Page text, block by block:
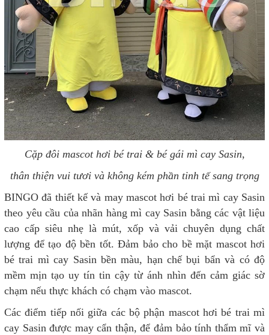
Cặp đôi mascot hơi bé trai & bé gái mì cay Sasin,
thân thiện vui tươi và không kém phần tinh tế sang trọng
BINGO đã thiết kế và may mascot hơi bé trai mì cay Sasin
theo yêu cầu của nhãn hàng mì cay Sasin bằng các vật liệu
cao cấp siêu nhẹ là mút, xốp và vải chuyên dụng chất
lượng để tạo độ bền tốt. Đảm bảo cho bề mặt mascot hơi
bé trai mì cay Sasin bền màu, hạn chế bụi bẩn và có độ
mềm mịn tạo uy tín tin cậy từ ánh nhìn đến cảm giác sờ
chạm nếu thực khách có chạm vào mascot.
Các điểm tiếp nối giữa các bộ phận mascot hơi bé trai mì
cay Sasin được may cẩn thận, để đảm bảo tính thẩm mĩ và